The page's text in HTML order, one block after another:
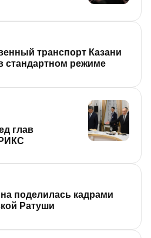
транспорт Казани
стандартном режиме
глав
поделилась кадрами
Ратуши